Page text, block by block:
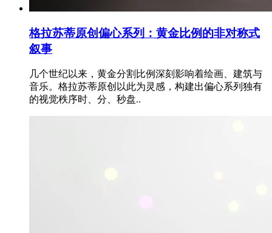
格拉苏蒂原创偏心系列：黄金比例的非对称式
叙事
几个世纪以来，黄金分割比例深刻影响着绘画、建筑与
音乐。格拉苏蒂原创以此为灵感，构建出偏心系列独有
的视觉秩序时、分、秒盘..